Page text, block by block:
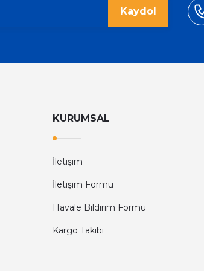
Kaydol
KURUMSAL
İletişim
İletişim Formu
Havale Bildirim Formu
Kargo Takibi